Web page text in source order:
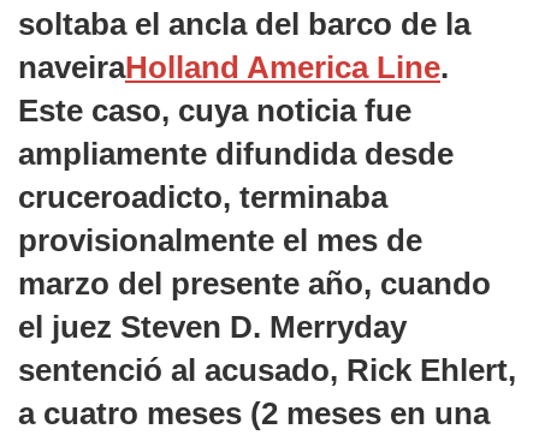
soltaba el ancla del barco de la
naveiraHolland America Line.
Este caso, cuya noticia fue
ampliamente difundida desde
cruceroadicto, terminaba
provisionalmente el mes de
marzo del presente año, cuando
el juez Steven D. Merryday
sentenció al acusado, Rick Ehlert,
a cuatro meses (2 meses en una